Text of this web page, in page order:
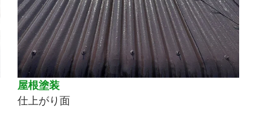
屋根塗装
仕上がり面